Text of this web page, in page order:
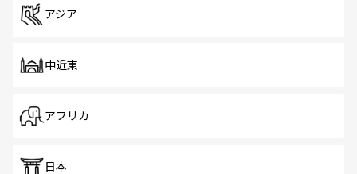
アジア
中近東
アフリカ
日本